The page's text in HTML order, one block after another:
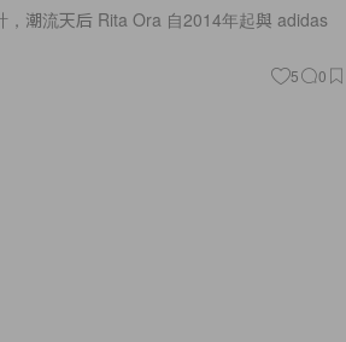
，潮流天后 Rita Ora 自2014年起與 adidas
5 0